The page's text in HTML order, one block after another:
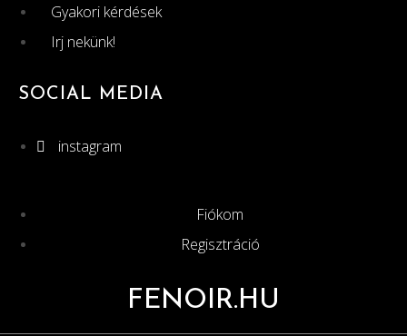
Gyakori kérdések
Irj nekünk!
SOCIAL MEDIA
instagram
Fiókom
Regisztráció
FENOIR.HU